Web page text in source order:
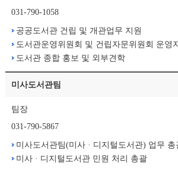
031-790-1058
공공도서관 건립 및 개관업무 지원
도서관운영위원회 및 건립자문위원회 운영
도서관 종합 홍보 및 외부견학
미사도서관팀
팀장
031-790-5867
미사도서관팀(미사 · 디지털도서관) 업무 총
미사 · 디지털도서관 민원 처리 총괄